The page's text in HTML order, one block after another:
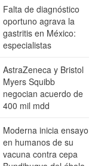
Falta de diagnóstico
oportuno agrava la
gastritis en México:
especialistas
AstraZeneca y Bristol
Myers Squibb
negocian acuerdo de
400 mil mdd
Moderna inicia ensayo
en humanos de su
vacuna contra cepa